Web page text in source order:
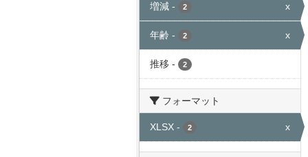
増減 - 2 x
年齢 - 2 x
推移 - 2
フォーマット
XLSX - 2 x